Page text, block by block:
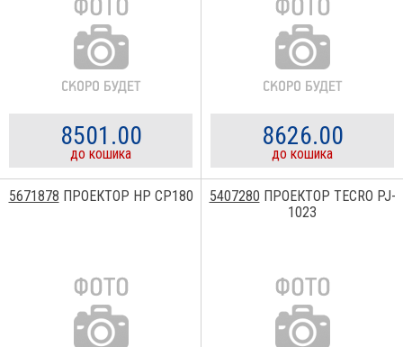
8501.00
до кошика
8626.00
до кошика
5671878 ПРОЕКТОР HP CP180 5407280 ПРОЕКТОР TECRO PJ-
1023